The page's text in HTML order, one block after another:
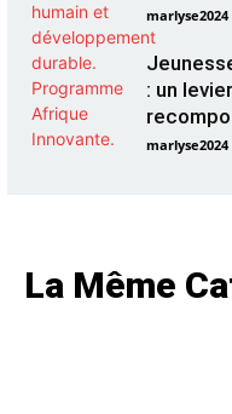
marlyse2024
: un
marlyse2024
La Même